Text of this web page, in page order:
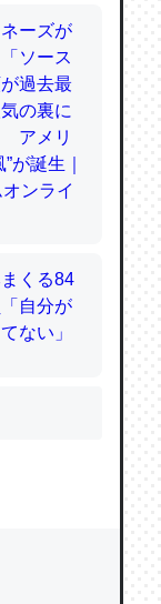
と画策
のでこ
に変化し